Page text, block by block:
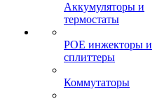
Аккумуляторы и
термостаты
POE инжекторы и
сплиттеры
Коммутаторы